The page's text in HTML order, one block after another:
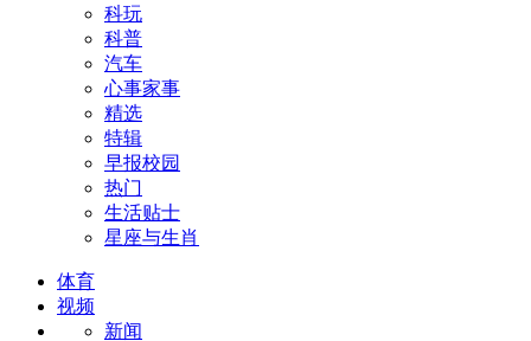
科玩
科普
汽车
心事家事
精选
特辑
早报校园
热门
生活贴士
星座与生肖
体育
视频
新闻